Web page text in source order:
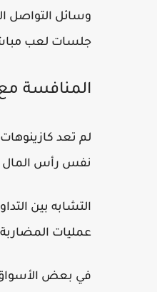
وسائل التواصل
جلسات لعب
المنافسة
لم تعد
نفس رأس المال
التشابه بين
عمليات
في بعض الأسواق،